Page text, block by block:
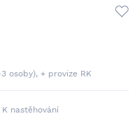
osoby), + provize RK
K nastěhování